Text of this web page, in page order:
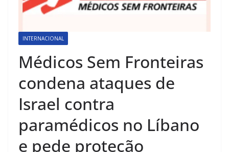
INTERNACIONAL
Médicos Sem Fronteiras
condena ataques de
Israel contra
paramédicos no Líbano
e pede proteção